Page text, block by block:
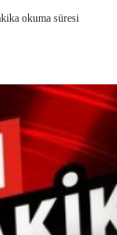
okuma süresi